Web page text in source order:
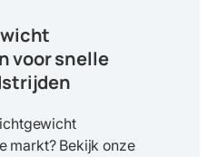
voor snelle
markt? Bekijk onze